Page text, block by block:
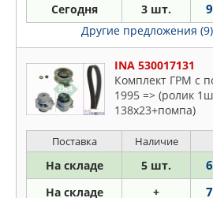
Сегодня 3 шт.
Другие предложения (9)
INA 530017131
Комплект ГРМ с
1995 => (ролик
138x23+помпа)
Поставка Наличие
На складе 5 шт.
На складе +